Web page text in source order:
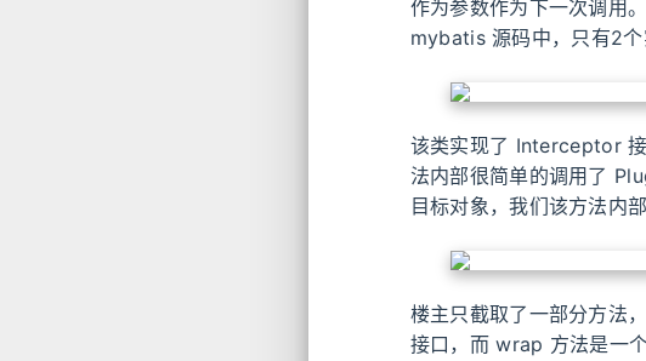
作为参数作为下一次调用
mybatis 源码中，只有2
该类实现了 Interceptor
法内部很简单的调用了
目标对象，我们该方法内
楼主只截取了一部分方法
接口，而 wrap 方法是一